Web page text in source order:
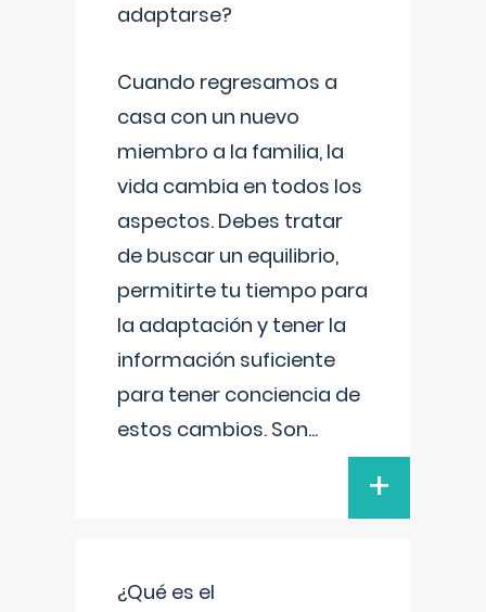
adaptarse?
Cuando regresamos a
casa con un nuevo
miembro a la familia, la
vida cambia en todos los
aspectos. Debes tratar
de buscar un equilibrio,
permitirte tu tiempo para
la adaptación y tener la
información suficiente
para tener conciencia de
estos cambios. Son...
+
¿Qué es el